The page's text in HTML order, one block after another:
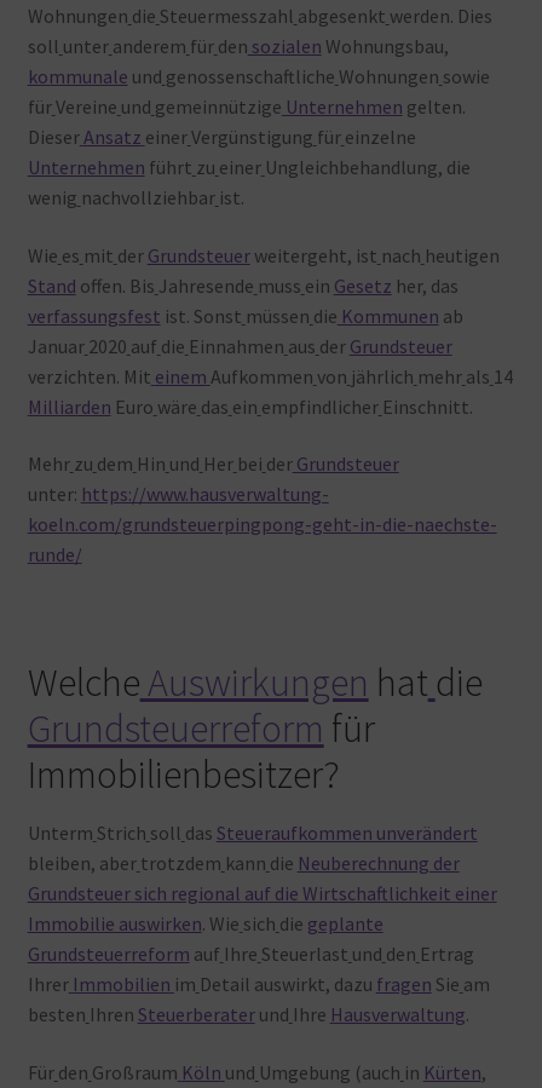
Wohnungen die Steuermesszahl abgesenkt werden. Dies
soll unter anderem für den sozialen Wohnungsbau,
kommunale und genossenschaftliche Wohnungen sowie
fürVereine und gemeinnützige Unternehmen gelten.
DieserAnsatz einerVergünstigung für einzelne
Unternehmen führt zu einer Ungleichbehandlung, die
wenig nachvollziehbar ist.
Wie es mit der Grundsteuerweitergeht, ist nach heutigen
Stand offen. Bis Jahresende muss ein Gesetz her, das
verfassungsfest ist. Sonst müssen die Kommunen ab
Januar 2020 auf die Einnahmen aus der Grundsteuer
verzichten. Mit einem Aufkommen von jährlich mehr als 14
Milliarden Euro wäre das ein empfindlicher Einschnitt.
Mehr zu dem Hin und Her bei derGrundsteuer
unter: https://www.hausverwaltung-
koeln.com/grundsteuerpingpong-geht-in-die-naechste-
runde/
WelcheAuswirkungen hat die
Grundsteuerreform für
Immobilienbesitzer?
Unterm Strich soll das Steueraufkommen unverändert
bleiben, aber trotzdem kann die Neuberechnung der
Grundsteuer sich regional auf die Wirtschaftlichkeit einer
Immobilie auswirken. Wie sich die geplante
Grundsteuerreform auf Ihre Steuerlast und den Ertrag
Ihrer Immobilien im Detail auswirkt, dazu fragen Sie am
besten Ihren Steuerberaterund Ihre Hausverwaltung.
Für den Großraum Köln und Umgebung (auch in Kürten,